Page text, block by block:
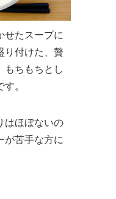
せたスープに
り付けた、贅
もちもちとし
。
はほぼないの
が苦手な方に